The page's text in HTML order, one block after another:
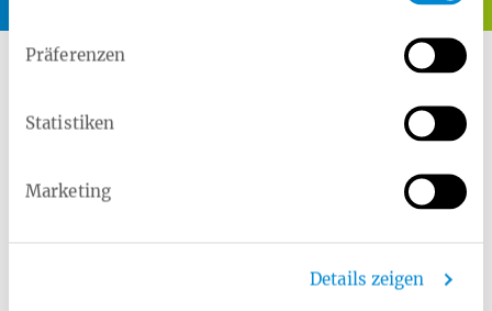
Präferenzen
Statistiken
Marketing
Details zeigen
Ohr.
Weitere Kontaktmöglichkeiten